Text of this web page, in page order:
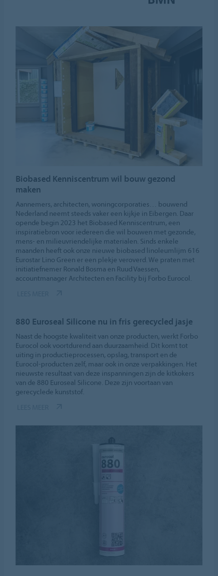
Biobased Kenniscentrum wil bouw gezond
maken
Aannemers, architecten, woningcorporaties… bouwend
Nederland neemt steeds vaker een kijkje in Eibergen. Daar
opende begin 2023 het Biobased Kenniscentrum, een
inspiratiebron voor iedereen die wil bouwen met gezonde,
mens- en milieuvriendelijke materialen. Sinds enkele
maanden heeft ook onze nieuwe biobased linoleumlijm 616
Eurostar Lino Green er een plekje veroverd. We praten met
initiatiefnemer Ronald Bosma en Ruud Vaessen,
accountmanager Architecten en Facility bij Forbo Eurocol.
880 Euroseal Silicone nu in fris gerecycled jasje
Naast de hoogste kwaliteit van onze producten, werkt Forbo
Eurocol ook voortdurend aan duurzaamheid. Dit komt tot
uiting in productieprocessen, opslag, transport en de
Eurocol-producten zelf, maar ook in onze verpakkingen. Het
nieuwste resultaat van deze inspanningen zijn de kitkokers
van de 880 Euroseal Silicone. Deze zijn voortaan van
gerecyclede kunststof.